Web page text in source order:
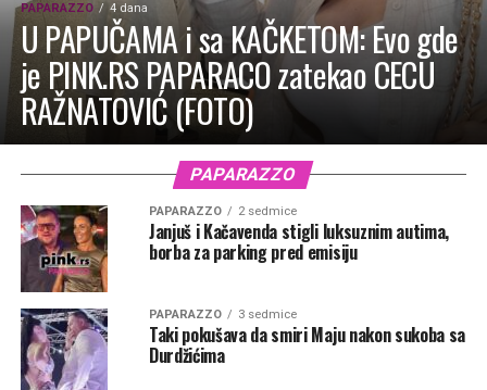
PAPARAZZO 4 dana
U PAPUČAMA i sa KAČKETOM: Evo gde
je PINK.RS PAPARACO zatekao CECU
RAŽNATOVIĆ (FOTO)
PAPARAZZO
PAPARAZZO 2 sedmice
Janjuš i Kačavenda stigli luksuznim autima,
borba za parking pred emisiju
PAPARAZZO 3 sedmice
Taki pokušava da smiri Maju nakon sukoba sa
Durdžićima